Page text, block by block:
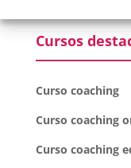
Cursos
Curso coaching
Curso coaching
Curso coaching